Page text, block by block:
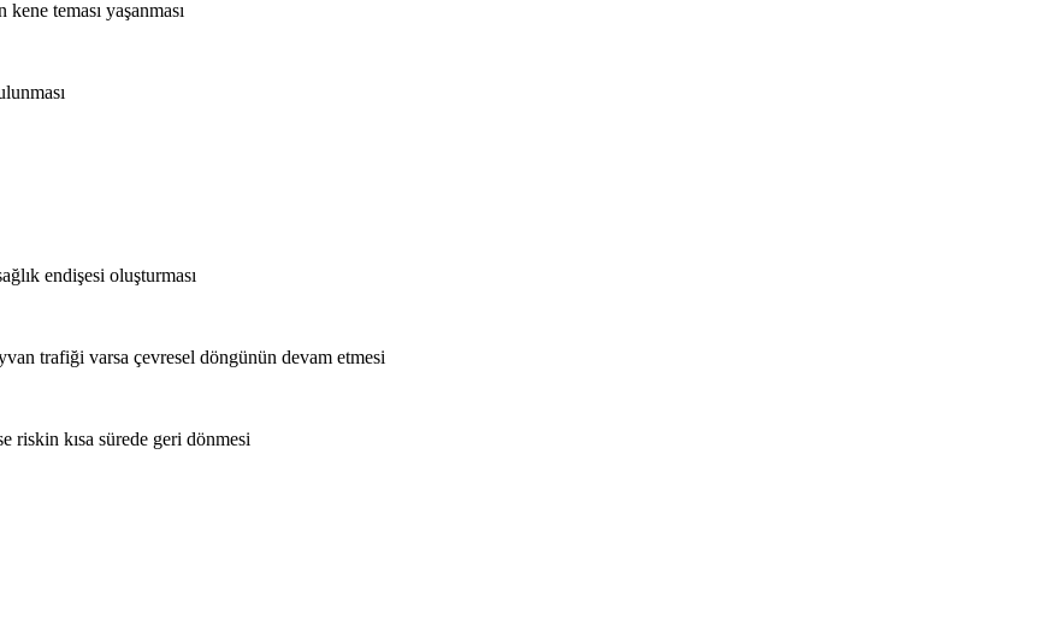
teması yaşanması
endişesi oluşturması
trafiği varsa çevresel döngünün devam etmesi
riskin kısa sürede geri dönmesi